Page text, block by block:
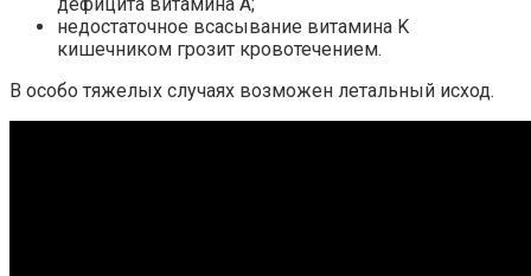
недостаточное всасывание витамина K
кишечником грозит кровотечением.
В особо тяжелых случаях возможен летальный исход.